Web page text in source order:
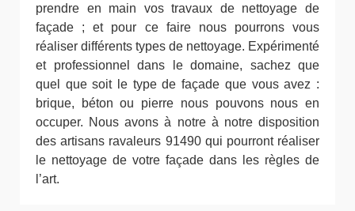
prendre en main vos travaux de nettoyage de
façade ; et pour ce faire nous pourrons vous
réaliser différents types de nettoyage. Expérimenté
et professionnel dans le domaine, sachez que
quel que soit le type de façade que vous avez :
brique, béton ou pierre nous pouvons nous en
occuper. Nous avons à notre à notre disposition
des artisans ravaleurs 91490 qui pourront réaliser
le nettoyage de votre façade dans les règles de
l’art.